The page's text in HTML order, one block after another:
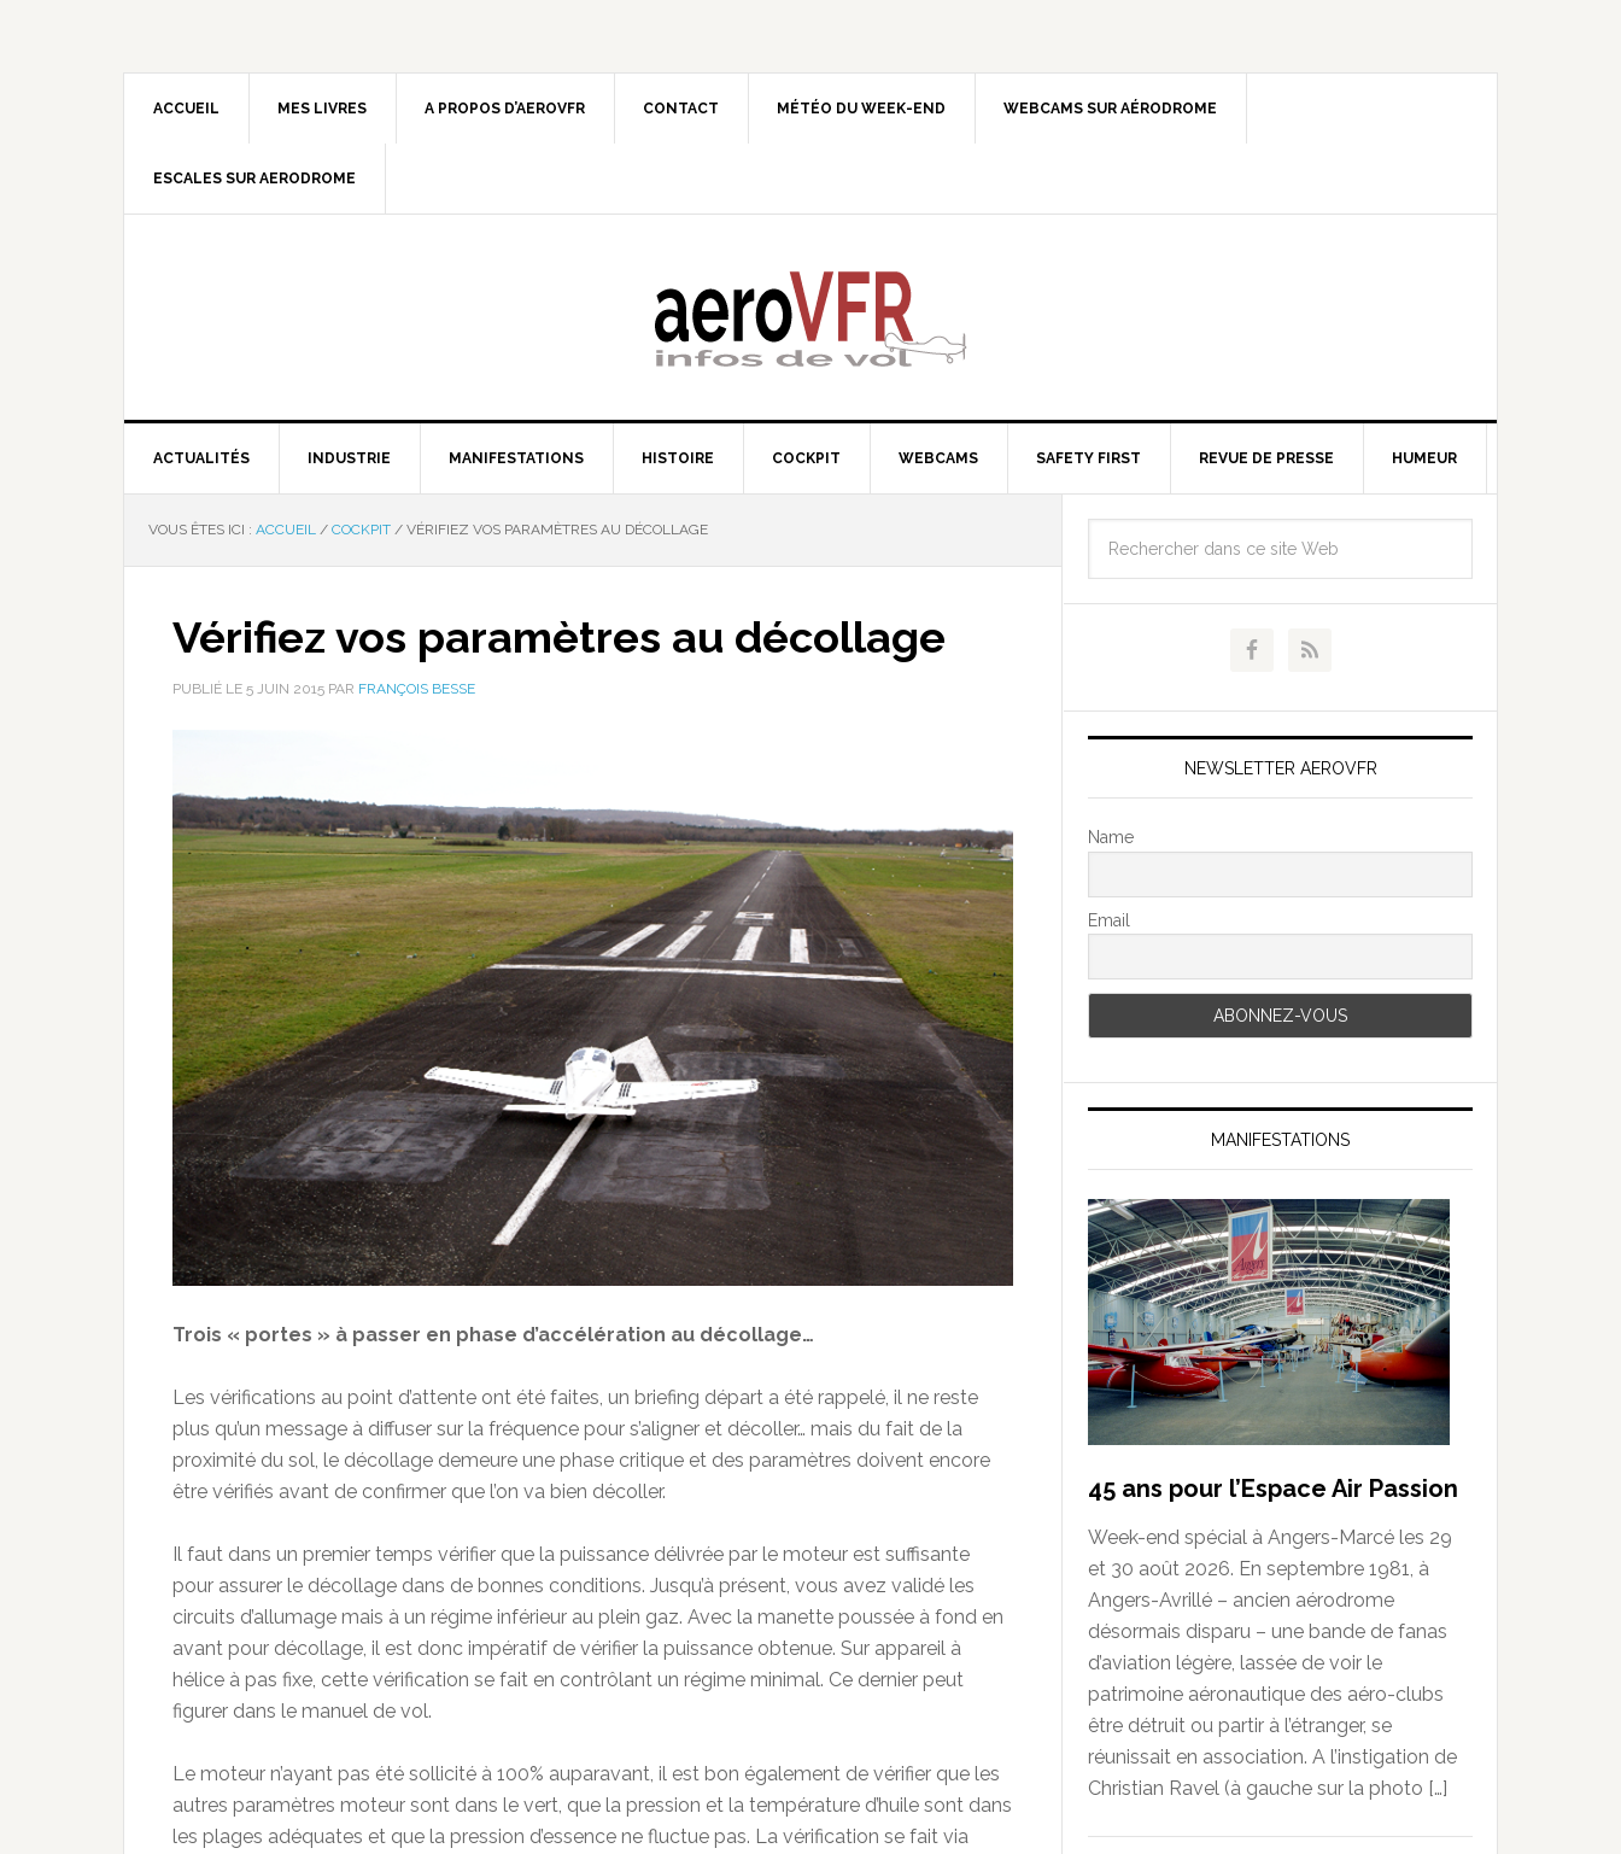
ACCUEIL MES LIVRES A PROPOS D’AEROVFR CONTACT MÉTÉO DU WEEK-END WEBCAMS SUR AÉRODROME
ESCALES SUR AERODROME
ACTUALITÉS INDUSTRIE MANIFESTATIONS HISTOIRE COCKPIT WEBCAMS SAFETY FIRST REVUE DE PRESSE HUMEUR
VOUS ÊTES ICI : ACCUEIL / COCKPIT / VÉRIFIEZ VOS PARAMÈTRES AU DÉCOLLAGE
Vérifiez vos paramètres au décollage
PUBLIÉ LE 5 JUIN 2015 PAR FRANÇOIS BESSE
Trois « portes » à passer en phase d’accélération au décollage…
Les vérifications au point d’attente ont été faites, un briefing départ a été rappelé, il ne reste
plus qu’un message à diffuser sur la fréquence pour s’aligner et décoller… mais du fait de la
proximité du sol, le décollage demeure une phase critique et des paramètres doivent encore
être vérifiés avant de confirmer que l’on va bien décoller.
Il faut dans un premier temps vérifier que la puissance délivrée par le moteur est suffisante
pour assurer le décollage dans de bonnes conditions. Jusqu’à présent, vous avez validé les
circuits d’allumage mais à un régime inférieur au plein gaz. Avec la manette poussée à fond en
avant pour décollage, il est donc impératif de vérifier la puissance obtenue. Sur appareil à
hélice à pas fixe, cette vérification se fait en contrôlant un régime minimal. Ce dernier peut
figurer dans le manuel de vol.
Le moteur n’ayant pas été sollicité à 100% auparavant, il est bon également de vérifier que les
autres paramètres moteur sont dans le vert, que la pression et la température d’huile sont dans
les plages adéquates et que la pression d’essence ne fluctue pas. La vérification se fait via
NEWSLETTER AEROVFR
Name
Email
MANIFESTATIONS
45 ans pour l’Espace Air Passion
Week-end spécial à Angers-Marcé les 29
et 30 août 2026. En septembre 1981, à
Angers-Avrillé – ancien aérodrome
désormais disparu – une bande de fanas
d’aviation légère, lassée de voir le
patrimoine aéronautique des aéro-clubs
être détruit ou partir à l’étranger, se
réunissait en association. A l’instigation de
Christian Ravel (à gauche sur la photo […]